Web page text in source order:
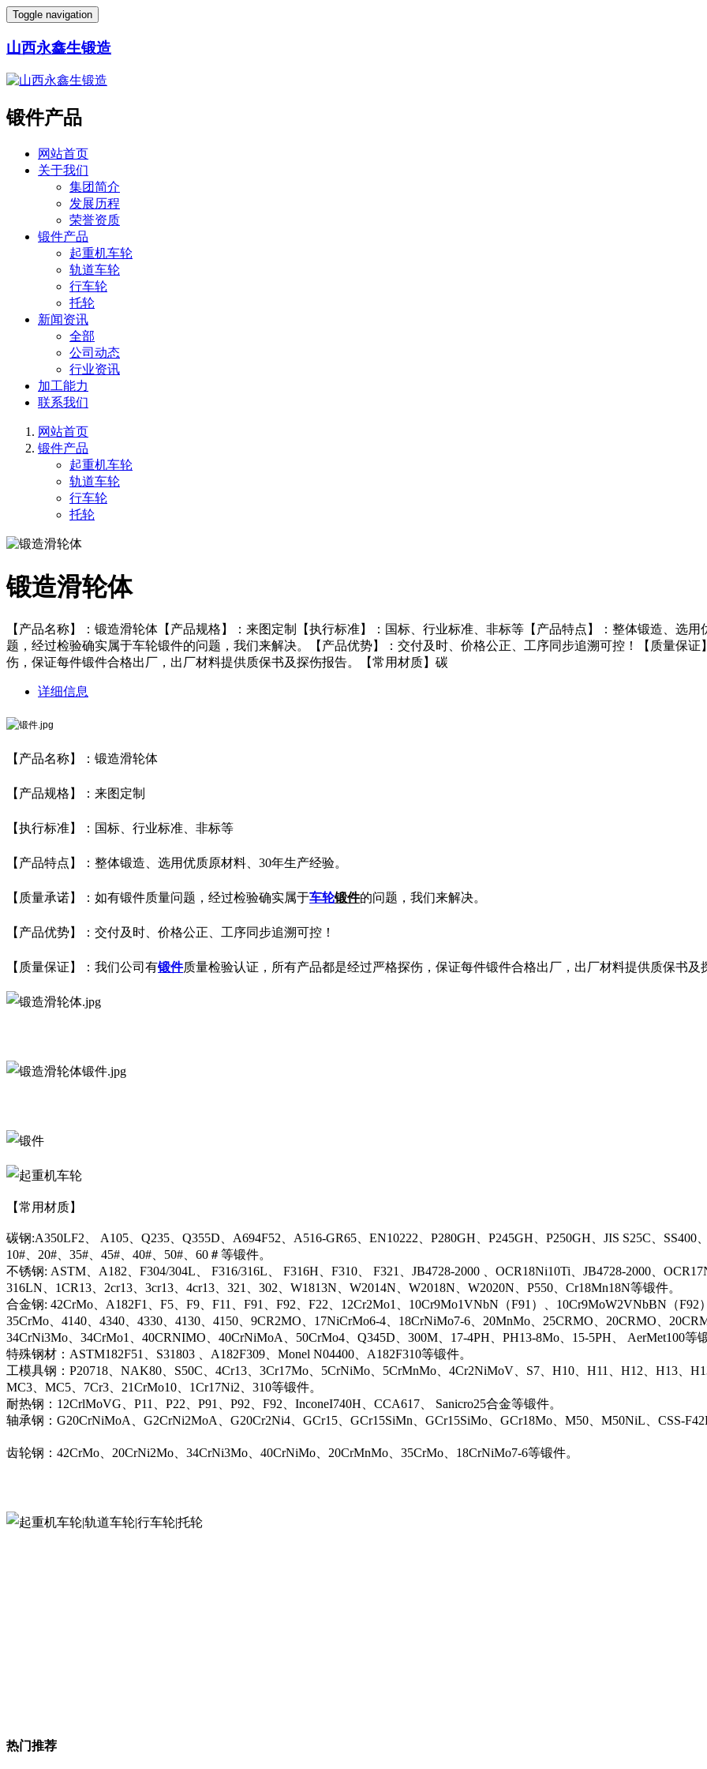
Toggle navigation
山西永鑫生锻造
锻件产品
网站首页
关于我们
集团简介
发展历程
荣誉资质
锻件产品
起重机车轮
轨道车轮
行车轮
托轮
新闻资讯
全部
公司动态
行业资讯
加工能力
联系我们
网站首页
锻件产品
起重机车轮
轨道车轮
行车轮
托轮
锻造滑轮体
【产品名称】：锻造滑轮体【产品规格】：来图定制【执行标准】：国标、行业标准、非标等【产品特点】：整体锻造、选
题，经过检验确实属于车轮锻件的问题，我们来解决。【产品优势】：交付及时、价格公正、工序同步追溯可控！【质量保
伤，保证每件锻件合格出厂，出厂材料提供质保书及探伤报告。【常用材质】碳
详细信息
【产品名称】：锻造滑轮体
【产品规格】：来图定制
【执行标准】：国标、行业标准、非标等
【产品特点】：整体锻造、选用优质原材料、30年生产经验。
【质量承诺】：如有锻件质量问题，经过检验确实属于车轮锻件的问题，我们来解决。
【产品优势】：交付及时、价格公正、工序同步追溯可控！
【质量保证】：我们公司有锻件质量检验认证，所有产品都是经过严格探伤，保证每件锻件合格出厂，出厂材料提供质保书及
【常用材质】
碳钢:A350LF2、 A105、Q235、Q355D、A694F52、A516-GR65、EN10222、P280GH、P245GH、P250GH、JIS S25C、SS400
10#、20#、35#、45#、40#、50#、60＃等锻件。
不锈钢: ASTM、A182、F304/304L、 F316/316L、 F316H、F310、 F321、JB4728-2000 、OCR18Ni10Ti、JB4728-2000、
316LN、1CR13、2cr13、3cr13、4cr13、321、302、W1813N、W2014N、W2018N、W2020N、P550、Cr18Mn18N等锻件。
合金钢: 42CrMo、A182F1、F5、F9、F11、F91、F92、F22、12Cr2Mo1、10Cr9Mo1VNbN（F91）、10Cr9MoW2VNbBN（F92
35CrMo、4140、4340、4330、4130、4150、9CR2MO、17NiCrMo6-4、18CrNiMo7-6、20MnMo、25CRMO、20CRMO、
34CrNi3Mo、34CrMo1、40CRNIMO、40CrNiMoA、50CrMo4、Q345D、300M、17-4PH、PH13-8Mo、15-5PH、 AerMet100等
特殊钢材：ASTM182F51、S31803 、A182F309、Monel N04400、A182F310等锻件。
工模具钢：P20718、NAK80、S50C、4Cr13、3Cr17Mo、5CrNiMo、5CrMnMo、4Cr2NiMoV、S7、H10、H11、H12、H13、
MC3、MC5、7Cr3、21CrMo10、1Cr17Ni2、310等锻件。
耐热钢：12CrlMoVG、P11、P22、P91、P92、F92、InconeI740H、CCA617、 Sanicro25合金等锻件。
轴承钢：G20CrNiMoA、G2CrNi2MoA、G20Cr2Ni4、GCr15、GCr15SiMn、GCr15SiMo、GCr18Mo、M50、M50NiL、CSS-
齿轮钢：42CrMo、20CrNi2Mo、34CrNi3Mo、40CrNiMo、20CrMnMo、35CrMo、18CrNiMo7-6等锻件。
热门推荐